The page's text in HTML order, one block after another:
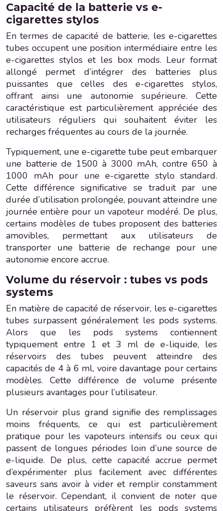
Capacité de la batterie vs e-
cigarettes stylos
En termes de capacité de batterie, les e-cigarettes
tubes occupent une position intermédiaire entre les
e-cigarettes stylos et les box mods. Leur format
allongé permet d’intégrer des batteries plus
puissantes que celles des e-cigarettes stylos,
offrant ainsi une autonomie supérieure. Cette
caractéristique est particulièrement appréciée des
utilisateurs réguliers qui souhaitent éviter les
recharges fréquentes au cours de la journée.
Typiquement, une e-cigarette tube peut embarquer
une batterie de 1500 à 3000 mAh, contre 650 à
1000 mAh pour une e-cigarette stylo standard.
Cette différence significative se traduit par une
durée d’utilisation prolongée, pouvant atteindre une
journée entière pour un vapoteur modéré. De plus,
certains modèles de tubes proposent des batteries
amovibles, permettant aux utilisateurs de
transporter une batterie de rechange pour une
autonomie encore accrue.
Volume du réservoir : tubes vs pods
systems
En matière de capacité de réservoir, les e-cigarettes
tubes surpassent généralement les pods systems.
Alors que les pods systems contiennent
typiquement entre 1 et 3 ml de e-liquide, les
réservoirs des tubes peuvent atteindre des
capacités de 4 à 6 ml, voire davantage pour certains
modèles. Cette différence de volume présente
plusieurs avantages pour l’utilisateur.
Un réservoir plus grand signifie des remplissages
moins fréquents, ce qui est particulièrement
pratique pour les vapoteurs intensifs ou ceux qui
passent de longues périodes loin d’une source de
e-liquide. De plus, cette capacité accrue permet
d’expérimenter plus facilement avec différentes
saveurs sans avoir à vider et remplir constamment
le réservoir. Cependant, il convient de noter que
certains utilisateurs préfèrent les pods systems